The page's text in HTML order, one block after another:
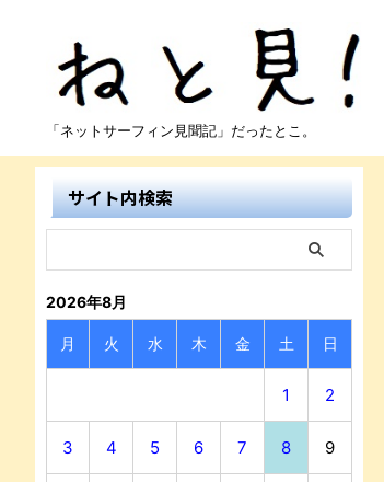
「ネットサーフィン見聞記」だったとこ。
サイト内検索
2026年8月
月 火 水 木 金 土 日
1 2
3 4 5 6 7 8 9